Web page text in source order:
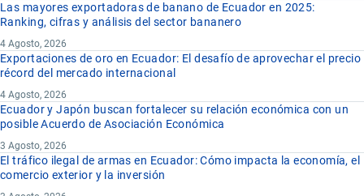
Las mayores exportadoras de banano de Ecuador en 2025:
Ranking, cifras y análisis del sector bananero
4 Agosto, 2026
Exportaciones de oro en Ecuador: El desafío de aprovechar el precio
récord del mercado internacional
4 Agosto, 2026
Ecuador y Japón buscan fortalecer su relación económica con un
posible Acuerdo de Asociación Económica
3 Agosto, 2026
El tráfico ilegal de armas en Ecuador: Cómo impacta la economía, el
comercio exterior y la inversión